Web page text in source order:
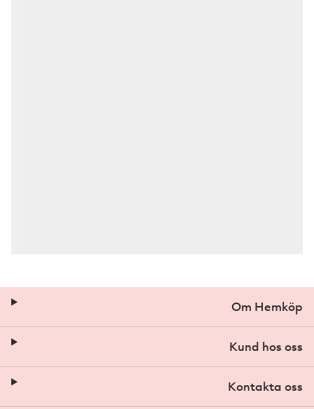
Om Hemköp
Kund hos oss
Kontakta oss